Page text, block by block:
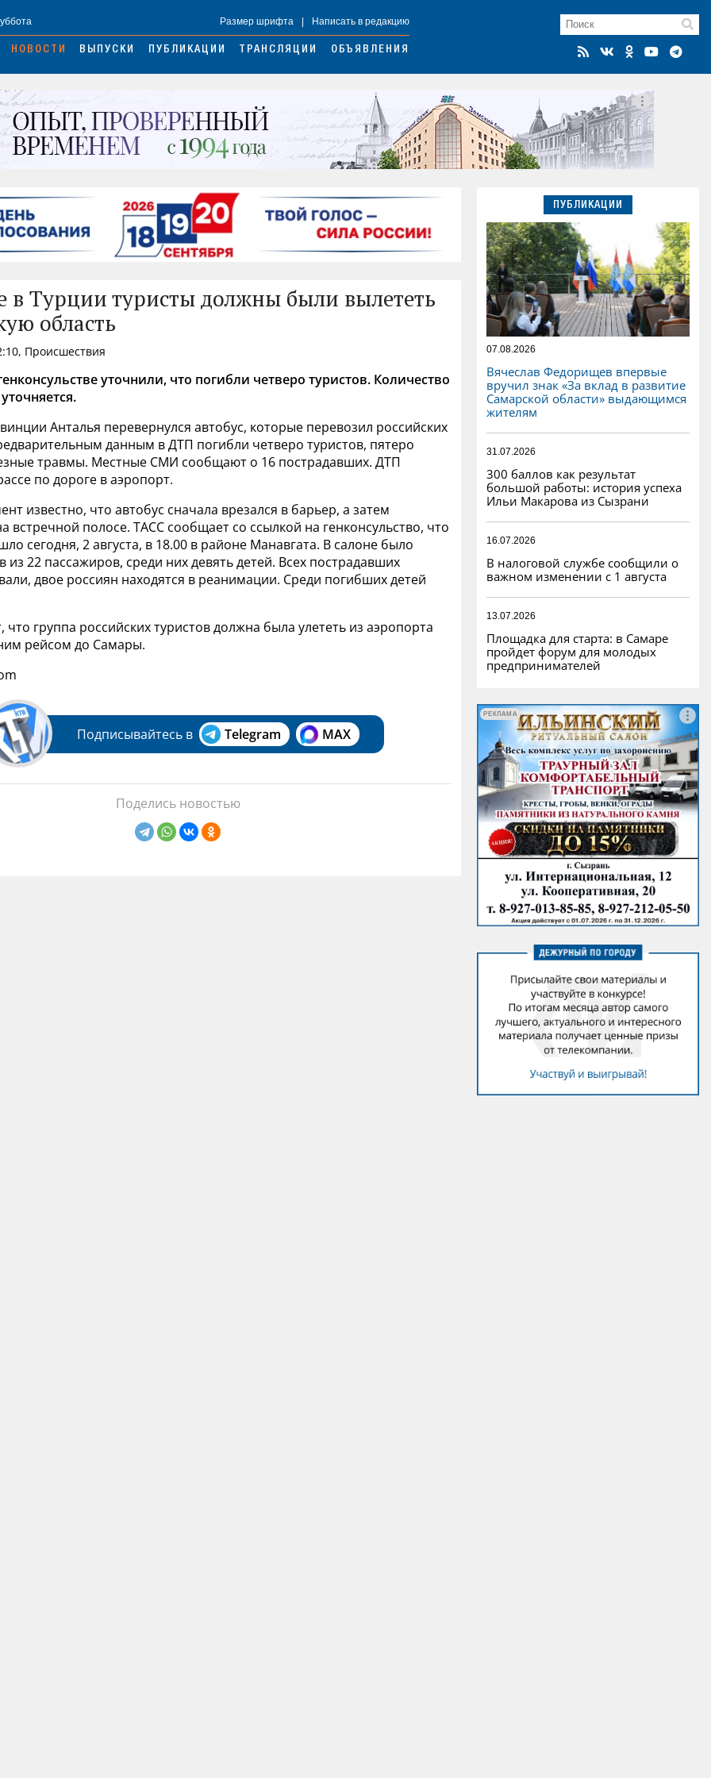
Размер шрифта Написать в редакцию
НОВОСТИ ВЫПУСКИ ПУБЛИКАЦИИ ТРАНСЛЯЦИИ ОБЪЯВЛЕНИЯ
в Турции туристы должны были вылететь
область
Происшествия
уточнили, что погибли четверо туристов. Количество
Анталья перевернулся автобус, которые перевозил российских
данным в ДТП погибли четверо туристов, пятеро
травмы. Местные СМИ сообщают о 16 пострадавших. ДТП
по дороге в аэропорт.
известно, что автобус сначала врезался в барьер, а затем
встречной полосе. ТАСС сообщает со ссылкой на генконсульство, что
сегодня, 2 августа, в 18.00 в районе Манавгата. В салоне было
из 22 пассажиров, среди них девять детей. Всех пострадавших
двое россиян находятся в реанимации. Среди погибших детей
группа российских туристов должна была улететь из аэропорта
рейсом до Самары.
Подписывайтесь в Telegram MAX
Поделись новостью
ПУБЛИКАЦИИ
07.08.2026
Вячеслав Федорищев впервые
вручил знак «За вклад в развитие
Самарской области» выдающимся
жителям
31.07.2026
300 баллов как результат
большой работы: история успеха
Ильи Макарова из Сызрани
16.07.2026
В налоговой службе сообщили о
важном изменении с 1 августа
13.07.2026
Площадка для старта: в Самаре
пройдет форум для молодых
предпринимателей
РЕКЛАМА